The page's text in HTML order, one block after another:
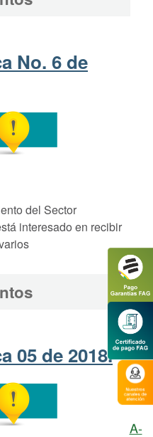
No. 6 de
del Sector
interesado en recibir
05 de 2018.
A-